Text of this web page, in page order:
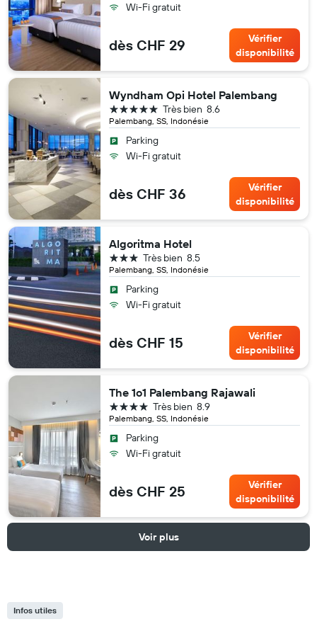
Wi-Fi gratuit
dès CHF 29
Vérifier
disponibilité
Wyndham Opi Hotel Palembang
Palembang, SS, Indonésie
8.6
Très bien
5 étoiles
Parking
Wi-Fi gratuit
dès CHF 36
Vérifier
disponibilité
Algoritma Hotel
Palembang, SS, Indonésie
8.5
Très bien
3 étoiles
Parking
Wi-Fi gratuit
dès CHF 15
Vérifier
disponibilité
The 1o1 Palembang Rajawali
Palembang, SS, Indonésie
8.9
Très bien
4 étoiles
Parking
Wi-Fi gratuit
dès CHF 25
Vérifier
disponibilité
Voir plus
Infos utiles